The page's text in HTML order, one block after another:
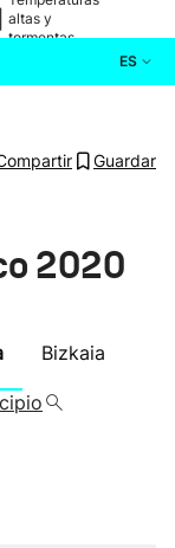
altas y
tormentas
ES
Guardar
2020
Bizkaia